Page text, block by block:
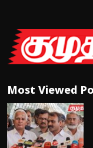
Most Viewed